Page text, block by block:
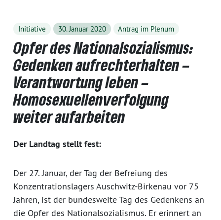
Initiative 30. Januar 2020 Antrag im Plenum
Opfer des Nationalsozialismus:
Gedenken aufrechterhalten –
Verantwortung leben –
Homosexuellenverfolgung
weiter aufarbeiten
Der Landtag stellt fest:
Der 27. Januar, der Tag der Befreiung des
Konzentrationslagers Auschwitz-Birkenau vor 75
Jahren, ist der bundesweite Tag des Gedenkens an
die Opfer des Nationalsozialismus. Er erinnert an